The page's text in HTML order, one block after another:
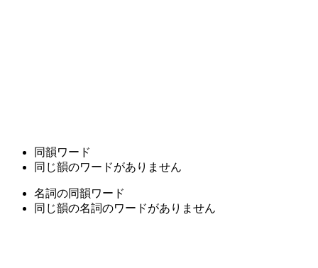
同韻ワード
同じ韻のワードがありません
名詞の同韻ワード
同じ韻の名詞のワードがありません